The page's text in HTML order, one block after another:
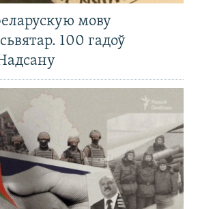
мову
100 гадоў